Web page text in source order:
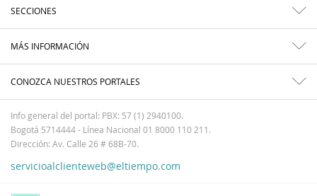
SECCIONES
MÁS INFORMACIÓN
CONOZCA NUESTROS PORTALES
Info general del portal: PBX: 57 (1) 2940100.
Bogotá 5714444 - Línea Nacional 01 8000 110 211.
Dirección: Av. Calle 26 # 68B-70.
servicioalclienteweb@eltiempo.com